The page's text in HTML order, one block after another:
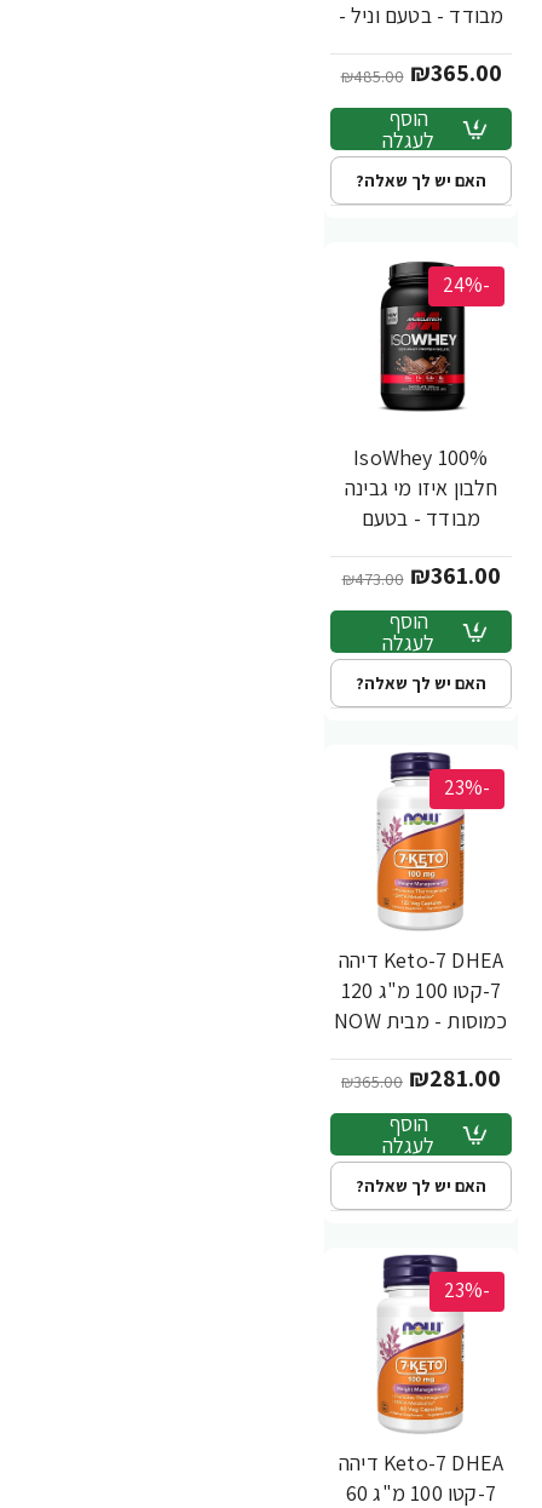
מבודד - בטעם וניל -
MuscleTech
₪365.00
₪485.00
הוסף
לעגלה
האם יש לך שאלה?
-24%
IsoWhey 100%
חלבון איזו מי גבינה
מבודד - בטעם
מבית MuscleTech
₪361.00
₪473.00
הוסף
לעגלה
האם יש לך שאלה?
-23%
Keto-7 DHEA דיהה
7-קטו 100 מ"ג 120
כמוסות - מבית NOW
₪281.00
₪365.00
הוסף
לעגלה
האם יש לך שאלה?
-23%
Keto-7 DHEA דיהה
7-קטו 100 מ"ג 60